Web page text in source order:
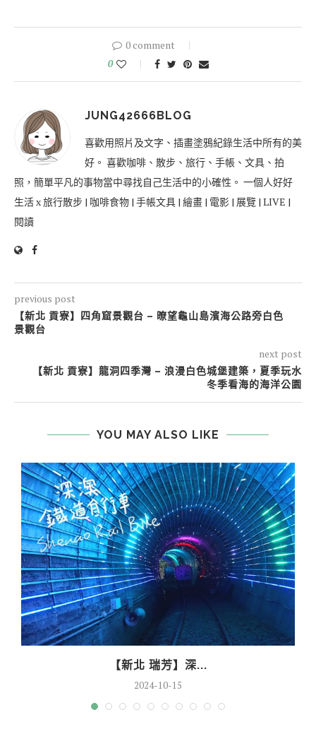
0 comment
0
JUNG42666BLOG
喜歡用照片及文字、插畫塗鴉紀錄生活中所有的美
好。 喜歡咖啡、散步、旅行、手帳、文具、拍
照，簡單平凡的事物當中尋找自己生活中的小確性。 一個人好好
生活 x 旅行散步 | 咖啡食物 | 手帳文具 | 繪畫 | 電影 | 展覽 | LIVE |
閱讀
previous post
【新北 貢寮】四角窟景觀台 – 暸望龜山島濱海公路旁白色
景觀台
next post
【新北 貢寮】龍洞四季灣 – 浪漫白色城堡建築，夏季玩水
冬季看海的海洋公園
YOU MAY ALSO LIKE
【新北 瑞芳】深...
2024-10-15